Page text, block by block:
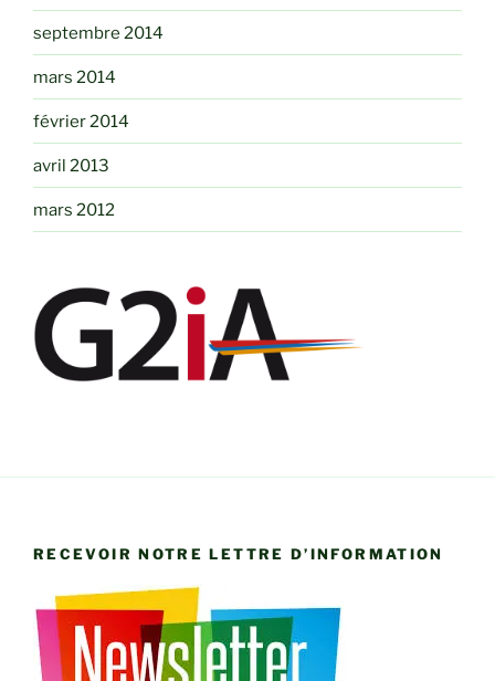
septembre 2014
mars 2014
février 2014
avril 2013
mars 2012
RECEVOIR NOTRE LETTRE D’INFORMATION